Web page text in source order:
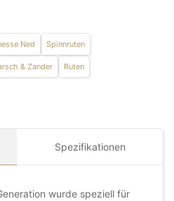
Ned Spinnruten
& Zander Ruten
Spezifikationen
wurde speziell für